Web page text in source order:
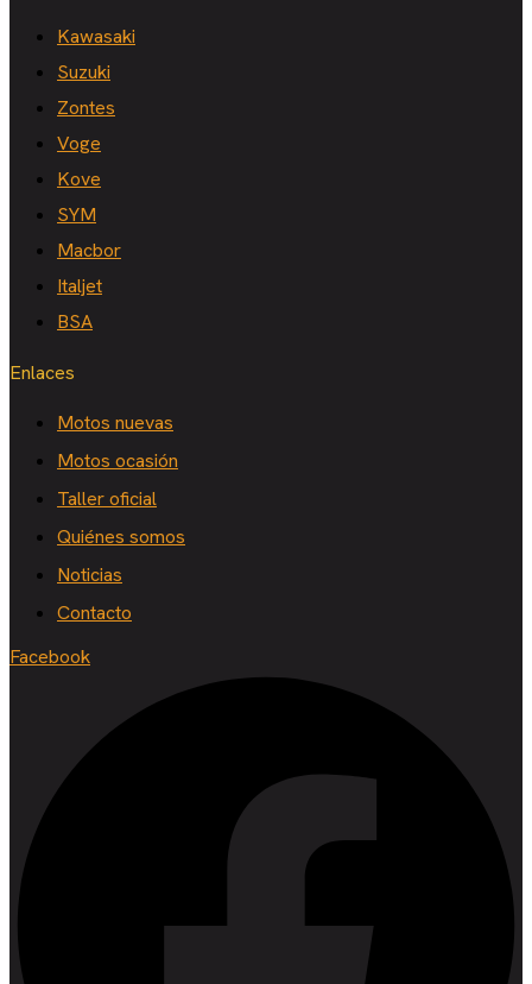
Kawasaki
Suzuki
Zontes
Voge
Kove
SYM
Macbor
Italjet
BSA
Enlaces
Motos nuevas
Motos ocasión
Taller oficial
Quiénes somos
Noticias
Contacto
Facebook